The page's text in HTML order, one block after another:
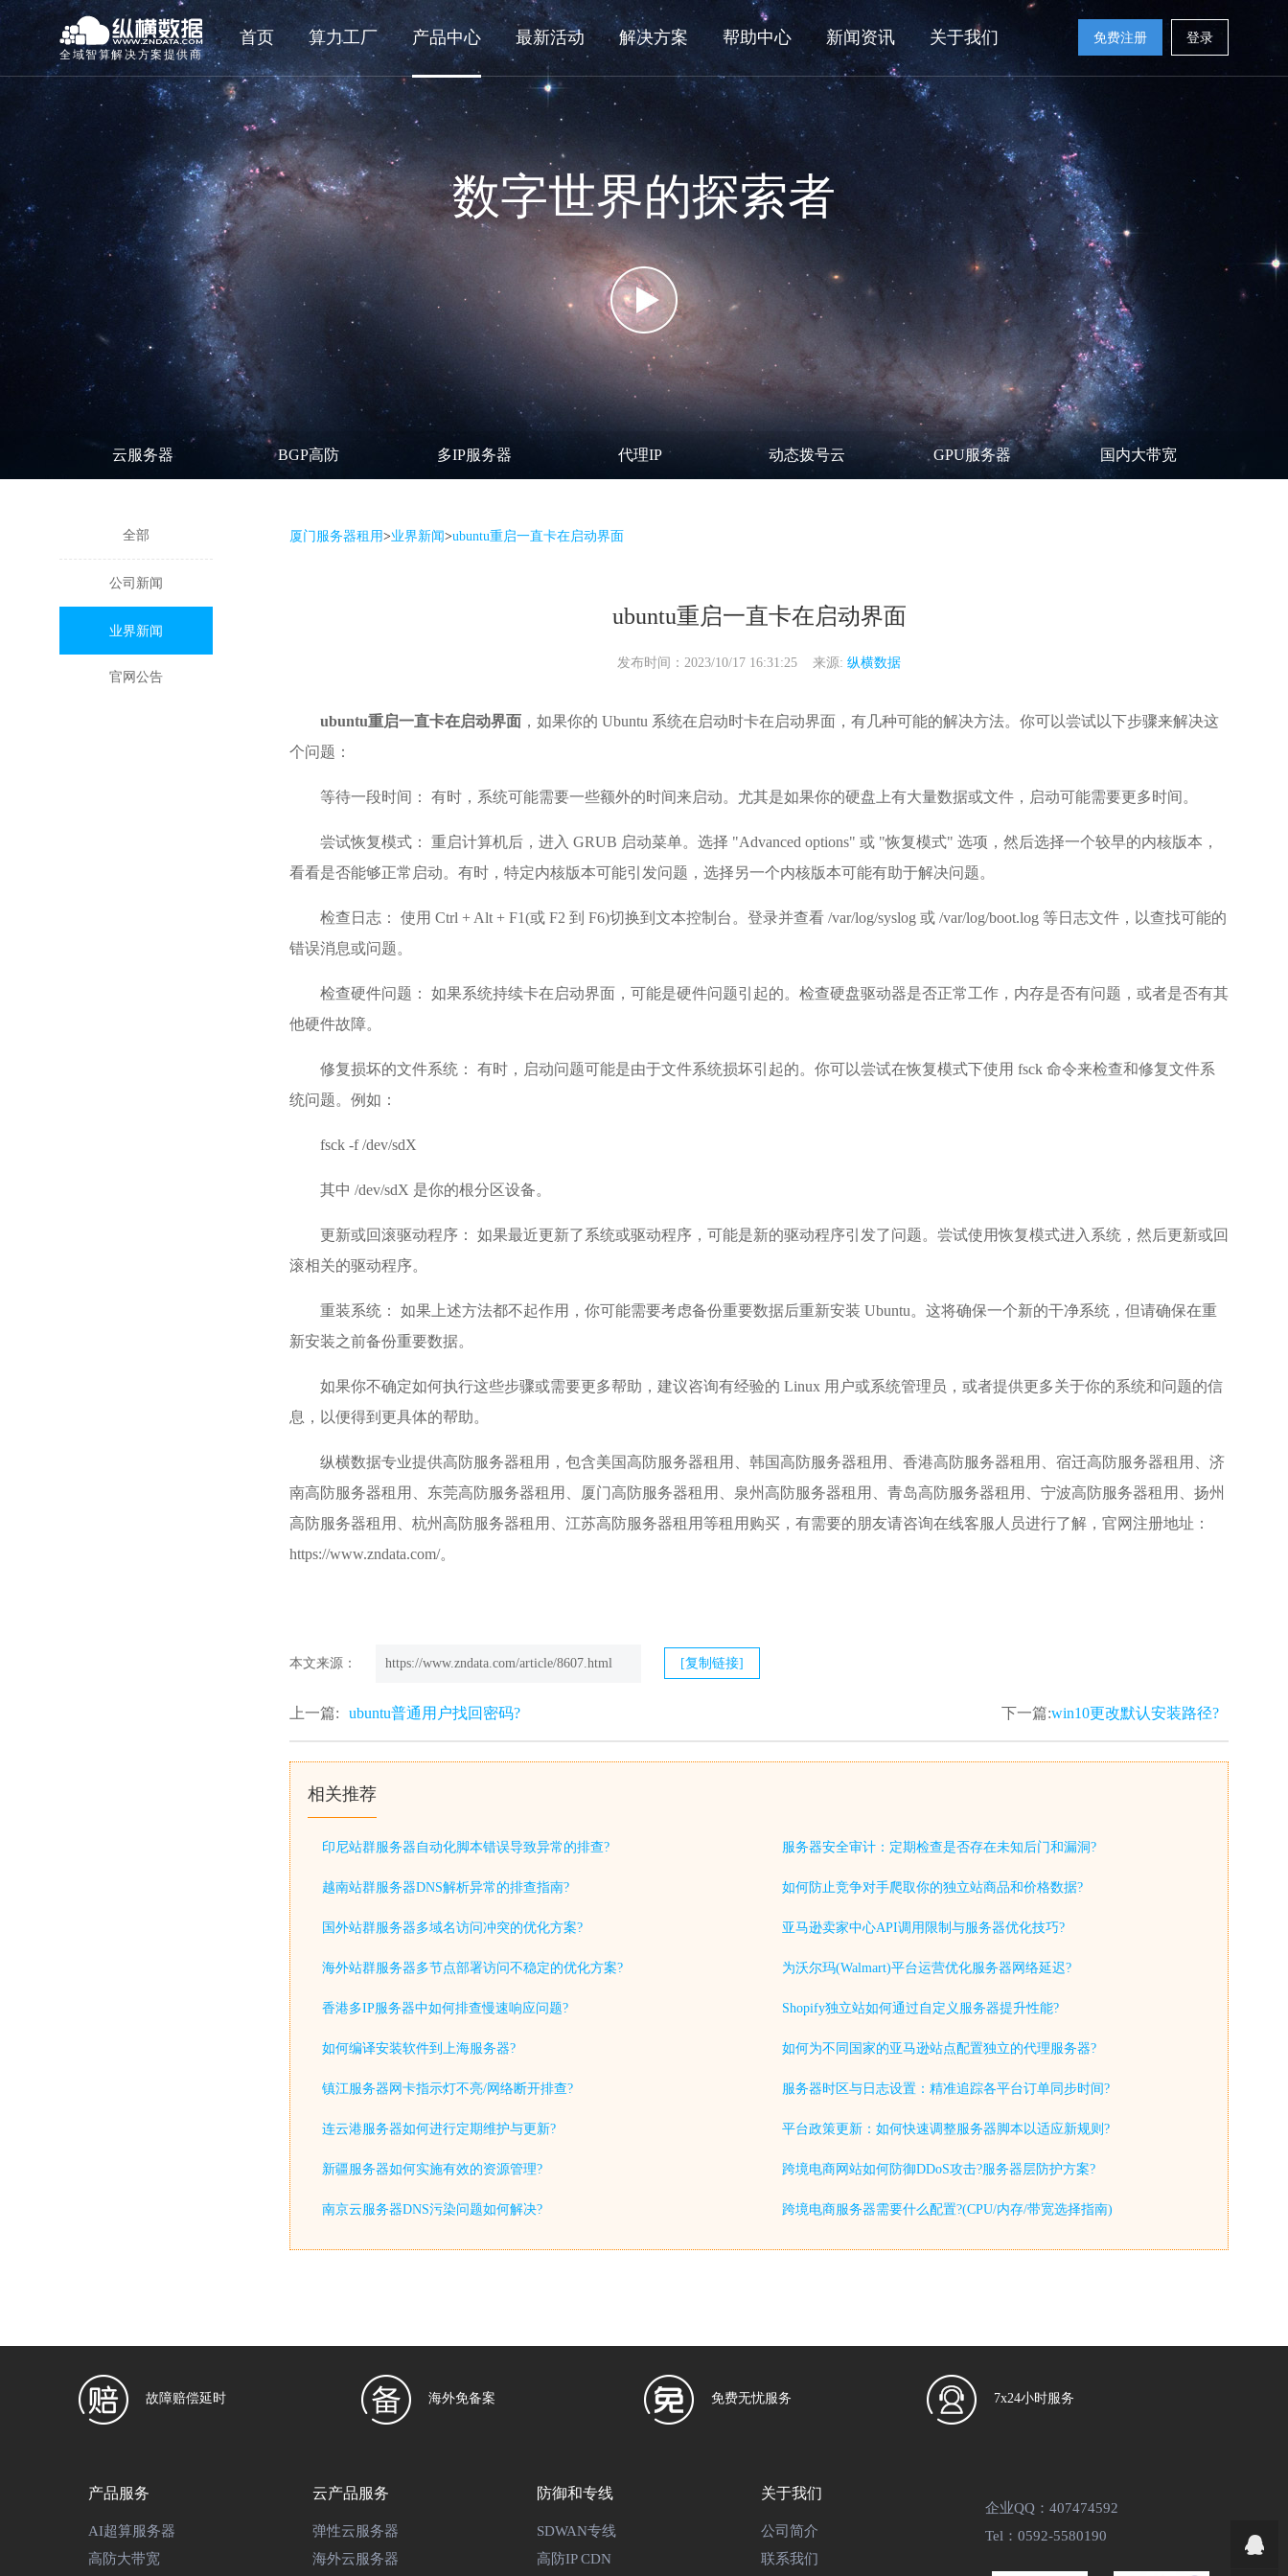
全域智算解决方案提供商
首页 算力工厂 产品中心 最新活动 解决方案 帮助中心 新闻资讯 关于我们 免费注册 登录
数字世界的探索者
云服务器 BGP高防 多IP服务器 代理IP 动态拨号云 GPU服务器 国内大带宽
全部
公司新闻
业界新闻
官网公告
厦门服务器租用>业界新闻>ubuntu重启一直卡在启动界面
ubuntu重启一直卡在启动界面
发布时间：2023/10/17 16:31:25 来源: 纵横数据
ubuntu重启一直卡在启动界面 ，如果你的 Ubuntu 系统在启动时卡在启动界面，有几种可能的解决方法。你可以尝试以下步骤来解决这
个问题：
等待一段时间： 有时，系统可能需要一些额外的时间来启动。尤其是如果你的硬盘上有大量数据或文件，启动可能需要更多时间。
尝试恢复模式： 重启计算机后，进入 GRUB 启动菜单。选择 "Advanced options" 或 "恢复模式" 选项，然后选择一个较早的内核版本，
看看是否能够正常启动。有时，特定内核版本可能引发问题，选择另一个内核版本可能有助于解决问题。
检查日志： 使用 Ctrl + Alt + F1(或 F2 到 F6)切换到文本控制台。登录并查看 /var/log/syslog 或 /var/log/boot.log 等日志文件，以查找可能的
错误消息或问题。
检查硬件问题： 如果系统持续卡在启动界面，可能是硬件问题引起的。检查硬盘驱动器是否正常工作，内存是否有问题，或者是否有其
他硬件故障。
修复损坏的文件系统： 有时，启动问题可能是由于文件系统损坏引起的。你可以尝试在恢复模式下使用 fsck 命令来检查和修复文件系
统问题。例如：
fsck -f /dev/sdX
其中 /dev/sdX 是你的根分区设备。
更新或回滚驱动程序： 如果最近更新了系统或驱动程序，可能是新的驱动程序引发了问题。尝试使用恢复模式进入系统，然后更新或回
滚相关的驱动程序。
重装系统： 如果上述方法都不起作用，你可能需要考虑备份重要数据后重新安装 Ubuntu。这将确保一个新的干净系统，但请确保在重
新安装之前备份重要数据。
如果你不确定如何执行这些步骤或需要更多帮助，建议咨询有经验的 Linux 用户或系统管理员，或者提供更多关于你的系统和问题的信
息，以便得到更具体的帮助。
纵横数据专业提供高防服务器租用 ，包含美国高防服务器租用、 韩国高防服务器租用、香港高防服务器租用、宿迁高防服务器租用、济
南高防服务器租用、 东莞高防服务器租用、厦门高防服务器租用、泉州高防服务器租用、青岛高防服务器租用、宁波高防服务器租用、扬州
高防服务器租用、杭州高防服务器租用、江苏高防服务器租用等租用购买，有需要的朋友请咨询在线客服人员进行了解，官网注册地址：
https://www.zndata.com/。
本文来源： https://www.zndata.com/article/8607.html [复制链接]
上一篇: ubuntu普通用户找回密码? 下一篇:win10更改默认安装路径?
相关推荐
印尼站群服务器自动化脚本错误导致异常的排查?
越南站群服务器DNS解析异常的排查指南?
国外站群服务器多域名访问冲突的优化方案?
海外站群服务器多节点部署访问不稳定的优化方案?
香港多IP服务器中如何排查慢速响应问题?
如何编译安装软件到上海服务器?
镇江服务器网卡指示灯不亮/网络断开排查?
连云港服务器如何进行定期维护与更新?
新疆服务器如何实施有效的资源管理?
南京云服务器DNS污染问题如何解决?
服务器安全审计：定期检查是否存在未知后门和漏洞?
如何防止竞争对手爬取你的独立站商品和价格数据?
亚马逊卖家中心API调用限制与服务器优化技巧?
为沃尔玛(Walmart)平台运营优化服务器网络延迟?
Shopify独立站如何通过自定义服务器提升性能?
如何为不同国家的亚马逊站点配置独立的代理服务器?
服务器时区与日志设置：精准追踪各平台订单同步时间?
平台政策更新：如何快速调整服务器脚本以适应新规则?
跨境电商网站如何防御DDoS攻击?服务器层防护方案?
跨境电商服务器需要什么配置?(CPU/内存/带宽选择指南)
故障赔偿延时 海外免备案 免费无忧服务 7x24小时服务
产品服务
AI超算服务器
高防大带宽
云产品服务
弹性云服务器
海外云服务器
防御和专线
SDWAN专线
高防IP CDN
关于我们
公司简介
联系我们
企业QQ：407474592
Tel：0592-5580190